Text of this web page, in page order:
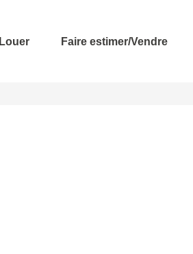
Louer Faire estimer/Vendre